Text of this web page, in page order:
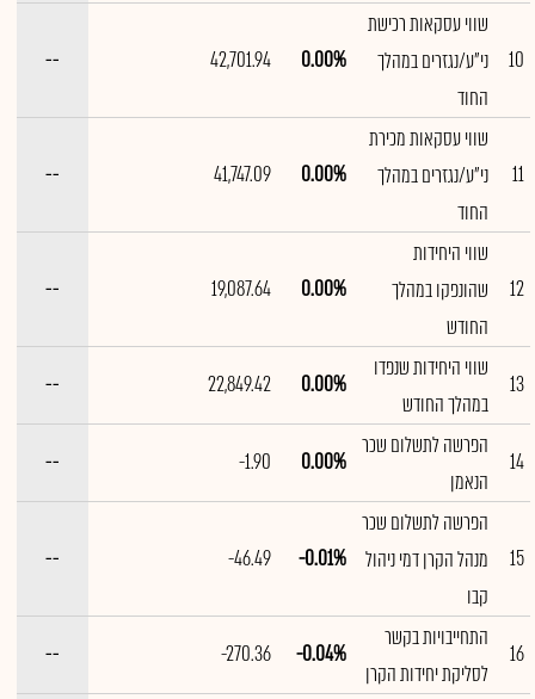
10
שווי עסקאות רכישת
ני"ע/נגזרים במהלך
החוד
0.00%
42,701.94
--
11
שווי עסקאות מכירת
ני"ע/נגזרים במהלך
החוד
0.00%
41,747.09
--
12
שווי היחידות
שהונפקו במהלך
החודש
0.00%
19,087.64
--
13
שווי היחידות שנפדו
במהלך החודש
0.00%
22,849.42
--
14
הפרשה לתשלום שכר
הנאמן
0.00%
-1.90
--
15
הפרשה לתשלום שכר
מנהל הקרן דמי ניהול
קבו
-0.01%
-46.49
--
16
התחייבויות בקשר
לסליקת יחידות הקרן
-0.04%
-270.36
--